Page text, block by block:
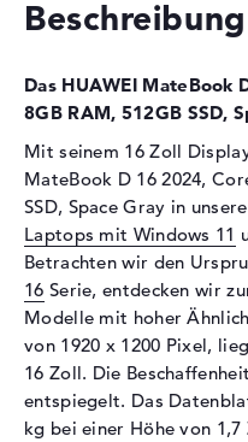
Optische Speicher
Display
Display-Typ
Max. Auflösung
Auflösungstyp
Besonderheiten
Audio
Soundkarte
Webcam
Beschreibung
Das HUAWEI MateBook
8GB RAM, 512GB SSD,
Mit seinem 16 Zoll
MateBook D 16 2024,
SSD, Space Gray in
Laptops mit Windows 11
Betrachten wir den
16 Serie, entdecken wir
Modelle mit hoher
von 1920 x 1200 Pixel,
16 Zoll. Die
entspiegelt. Das
kg bei einer Höhe von